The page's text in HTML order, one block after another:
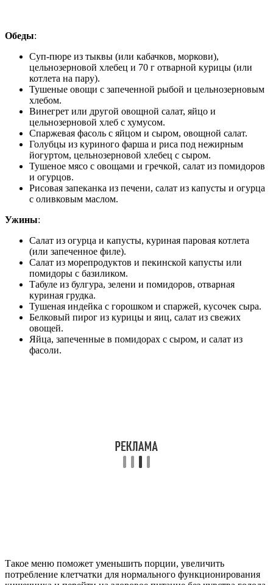
Обеды:
Суп-пюре из тыквы (или кабачков, моркови),
цельнозерновой хлебец и 70 г отварной курицы (или
котлета на пару).
Тушеные овощи с запеченной рыбой и цельнозерновым
хлебом.
Винегрет или другой овощной салат, яйцо и
цельнозерновой хлеб с хумусом.
Спаржевая фасоль с яйцом и сыром, овощной салат.
Голубцы из куриного фарша и риса под нежирным
йогуртом, цельнозерновой хлебец с сыром.
Тушеное мясо с овощами и гречкой, салат из помидоров
и огурцов.
Рисовая запеканка из печени, салат из капусты и огурца
с оливковым маслом.
Ужины:
Салат из огурца и капусты, куриная паровая котлета
(или запеченное филе).
Салат из морепродуктов и пекинской капусты или
помидоры с базиликом.
Табуле из булгура, зелени и помидоров, отварная
куриная грудка.
Тушеная индейка с горошком и спаржей, кусочек сыра.
Белковый пирог из курицы и яиц, салат из свежих
овощей.
Яйца, запеченные в помидорах с сыром, и салат из
фасоли.
Такое меню поможет уменьшить порции, увеличить
потребление клетчатки для нормального функционирования